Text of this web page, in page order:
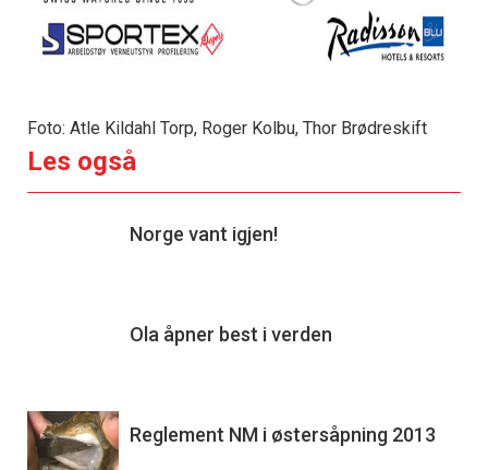
Foto: Atle Kildahl Torp, Roger Kolbu, Thor Brødreskift
Les også
Norge vant igjen!
Ola åpner best i verden
Reglement NM i østersåpning 2013